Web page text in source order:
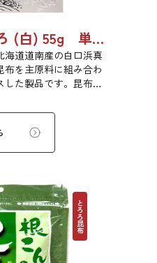
根昆布入りとろろ (白) 55g 単品 5袋 20袋 3429
海道道南産の白口浜真
布を主原料に組み合わ
た製品です。昆布本
ださい。
とろろ昆布